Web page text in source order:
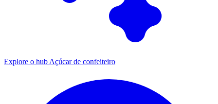
Explore o hub Açúcar de confeiteiro